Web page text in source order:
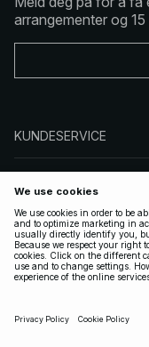
arrangementer og
KUNDESERVICE
FØLG OSS
LOVLIG